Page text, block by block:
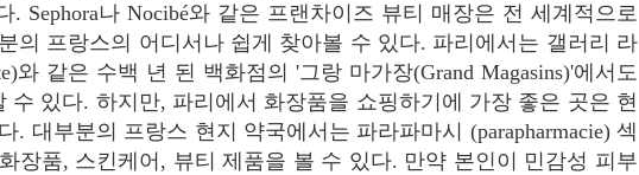
. Sephora나 Nocibé와 같은 프랜차이즈 뷰티 매장은 전 세계적으로
의 프랑스의 어디서나 쉽게 찾아볼 수 있다. 파리에서는 갤러리 라
와 같은 수백 년 된 백화점의 '그랑 마가장(Grand Magasins)'에서도
수 있다. 하지만, 파리에서 화장품을 쇼핑하기에 가장 좋은 곳은 현
. 대부분의 프랑스 현지 약국에서는 파라파마시 (parapharmacie) 섹
장품, 스킨케어, 뷰티 제품을 볼 수 있다. 만약 본인이 민감성 피부